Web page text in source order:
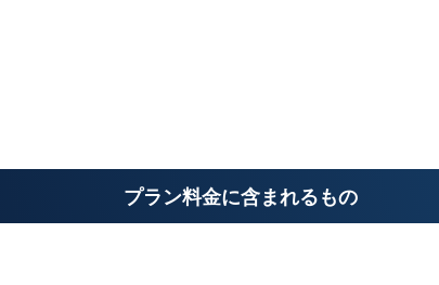
福
察署
プラン料金に含まれるもの